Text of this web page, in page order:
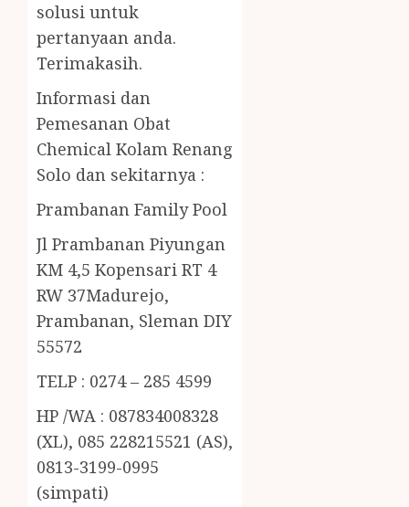
solusi untuk
pertanyaan anda.
Terimakasih.
Informasi dan
Pemesanan Obat
Chemical Kolam Renang
Solo dan sekitarnya :
Prambanan Family Pool
Jl Prambanan Piyungan
KM 4,5 Kopensari RT 4
RW 37Madurejo,
Prambanan, Sleman DIY
55572
TELP : 0274 – 285 4599
HP /WA : 087834008328
(XL), 085 228215521 (AS),
0813-3199-0995
(simpati)